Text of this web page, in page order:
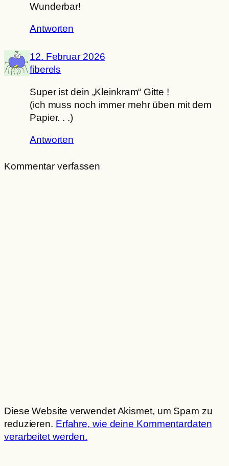
Wunderbar!
Antworten
12. Februar 2026
fiberels
Super ist dein „Kleinkram“ Gitte !
(ich muss noch immer mehr üben mit dem
Papier. . .)
Antworten
Kommentar verfassen
Diese Website verwendet Akismet, um Spam zu
reduzieren. Erfahre, wie deine Kommentardaten
verarbeitet werden.